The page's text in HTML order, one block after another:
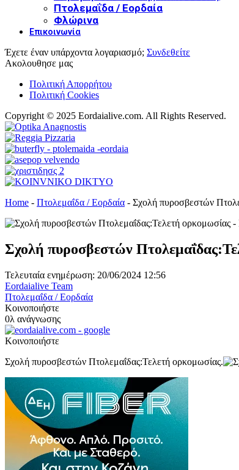
Πτολεμαΐδα / Εορδαία
Φλώρινα
Επικοινωνία
Έχετε έναν υπάρχοντα λογαριασμό; Συνδεθείτε
Ακολουθησε μας
Πολιτική Απορρήτου
Πολιτική Cookies
Copyright © 2025 Eordaialive.com. All Rights Reserved.
Home - Πτολεμαΐδα / Εορδαία - Σχολή πυροσβεστών
Σχολή πυροσβεστών
Τελευταία ενημέρωση: 20/06/2024 12:56
Eordaialive Team
Πτολεμαΐδα / Εορδαία
Κοινοποιήστε
0λ ανάγνωσης
Κοινοποιήστε
Σχολή πυροσβεστών Πτολεμαΐδας:Τελετή ορκομωσίας.